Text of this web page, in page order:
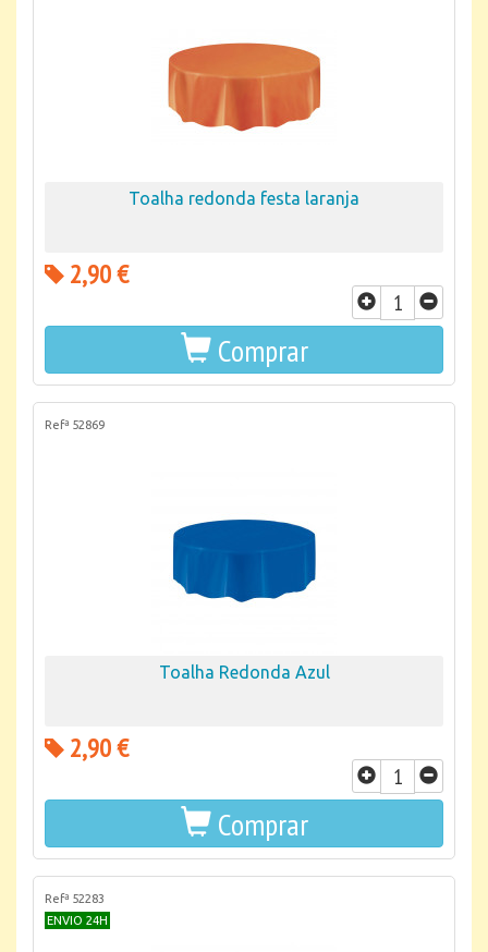
Toalha redonda festa laranja
2,90 €
Comprar
Refª 52869
Toalha Redonda Azul
2,90 €
Comprar
Refª 52283
ENVIO 24H